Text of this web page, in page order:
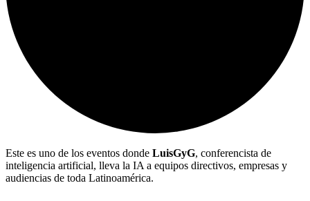
Este es uno de los eventos donde LuisGyG, conferencista de
inteligencia artificial, lleva la IA a equipos directivos, empresas y
audiencias de toda Latinoamérica.